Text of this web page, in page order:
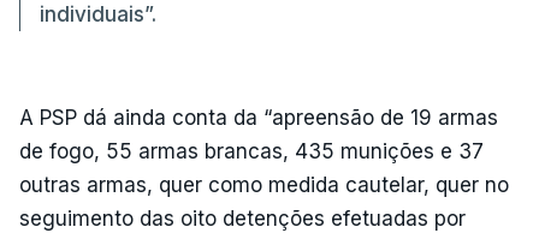
individuais”.
A PSP dá ainda conta da “apreensão de 19 armas
de fogo, 55 armas brancas, 435 munições e 37
outras armas, quer como medida cautelar, quer no
seguimento das oito detenções efetuadas por